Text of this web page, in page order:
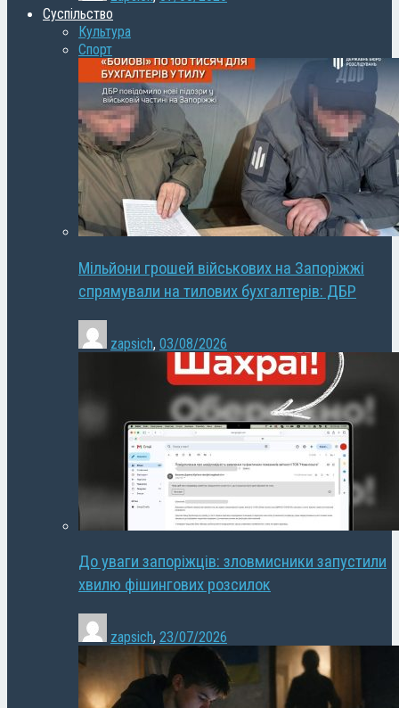
Суспільство
Культура
Спорт
Мільйони грошей військових на Запоріжжі
спрямували на тилових бухгалтерів: ДБР
zapsich, 03/08/2026
До уваги запоріжців: зловмисники запустили
хвилю фішингових розсилок
zapsich, 23/07/2026